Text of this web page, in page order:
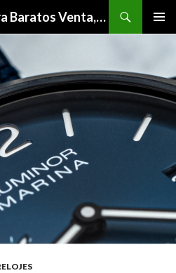
Replicas Relojes Compra Baratos Venta,Mejor Relojes De Imitacion Outlet